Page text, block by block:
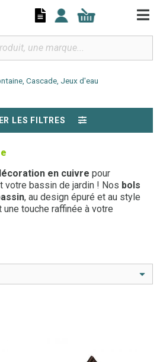
Cascade, Jeux d'eau
LES FILTRES
en cuivre pour
votre bassin de jardin ! Nos bols
, au design épuré et au style
touche raffinée à votre
bassin aquatique à coup sûr !
dans votre propre jardin.
bassin n'ont pas seulement que
ils vont permettre de brasser l'eau